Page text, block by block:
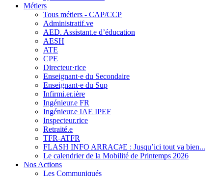
Métiers
Tous métiers - CAP/CCP
Administratif.ve
AED. Assistant.e d’éducation
AESH
ATE
CPE
Directeur·rice
Enseignant·e du Secondaire
Enseignant·e du Sup
Infirmi.er.ière
Ingénieur.e FR
Ingénieur.e IAE IPEF
Inspecteur.rice
Retraité.e
TFR-ATFR
FLASH INFO ARRAC#E : Jusqu’ici tout va bien...
Le calendrier de la Mobilité de Printemps 2026
Nos Actions
Les Communiqués